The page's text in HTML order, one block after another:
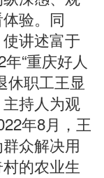
验。同
讲述富于
“重庆好人
休职工王显
持人为观
年8月，王
众解决用
的农业生